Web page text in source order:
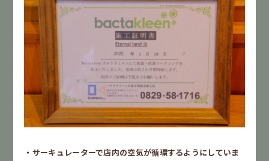
・サーキュレーターで店内の空気が循環するようにしていま